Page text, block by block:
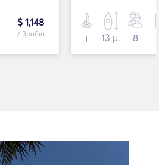
$ 1,148
/ βραδιά Ι 13 μ. 8